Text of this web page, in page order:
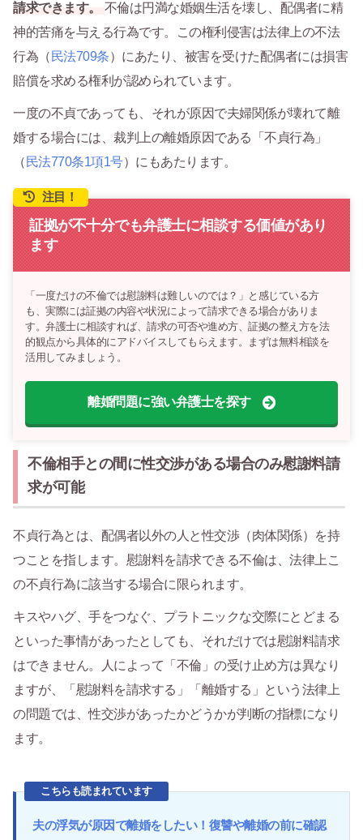
請求できます。
不倫は円満な婚姻生活を壊し、配偶者に精
神的苦痛を与える行為です。この権利侵害は法律上の不法
行為（ 民法709条）にあたり、被害を受けた配偶者には損害
賠償を求める権利が認められています。
一度の不貞であっても、それが原因で夫婦関係が壊れて離
婚する場合には、裁判上の離婚原因である「不貞行為」
（ 民法770条1項1号）にもあたります。
注目！
証拠が不十分でも弁護士に相談する価値があり
ます
「一度だけの不倫では慰謝料は難しいのでは？」と感じている方
も、実際には証拠の内容や状況によって請求できる場合がありま
す。弁護士に相談すれば、請求の可否や進め方、証拠の整え方を法
的観点から具体的にアドバイスしてもらえます。まずは無料相談を
活用してみましょう。
離婚問題に強い弁護士を探す
不倫相手との間に性交渉がある場合のみ慰謝料請
求が可能
不貞行為とは、配偶者以外の人と性交渉（肉体関係）を持
つことを指します。慰謝料を請求できる不倫は、法律上こ
の不貞行為に該当する場合に限られます。
キスやハグ、手をつなぐ、プラトニックな交際にとどまる
といった事情があったとしても、それだけでは慰謝料請求
はできません。人によって「不倫」の受け止め方は異なり
ますが、「慰謝料を請求する」「離婚する」という法律上
の問題では、性交渉があったかどうかが判断の指標になり
ます。
こちらも読まれています
夫の浮気が原因で離婚をしたい！復讐や離婚の前に確認